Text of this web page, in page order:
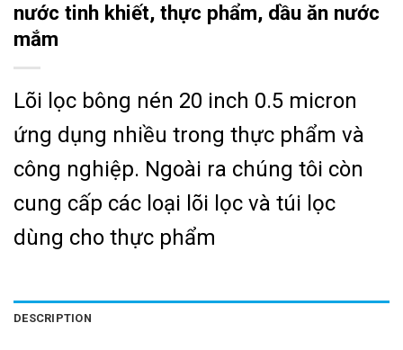
nước tinh khiết, thực phẩm, dầu ăn nước
mắm
Lõi lọc bông nén 20 inch 0.5 micron
ứng dụng nhiều trong thực phẩm và
công nghiệp. Ngoài ra chúng tôi còn
cung cấp các loại lõi lọc và túi lọc
dùng cho thực phẩm
DESCRIPTION